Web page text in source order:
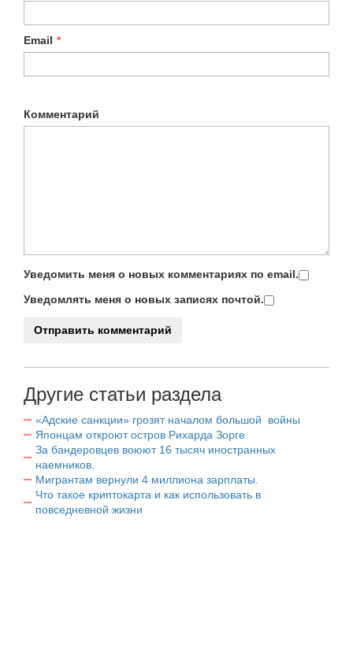
Email *
Комментарий
Уведомить меня о новых комментариях по email.
Уведомлять меня о новых записях почтой.
Другие статьи раздела
«Адские санкции» грозят началом большой войны
Японцам откроют остров Рихарда Зорге
За бандеровцев воюют 16 тысяч иностранных
наемников.
Мигрантам вернули 4 миллиона зарплаты.
Что такое криптокарта и как использовать в
повседневной жизни